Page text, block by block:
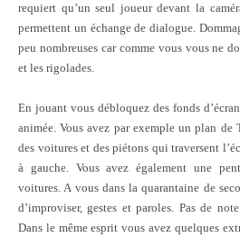
requiert qu’un seul joueur devant la
permettent un échange de dialogue.
peu nombreuses car comme vous vous ne
et les rigolades.
En jouant vous débloquez des fonds
animée. Vous avez par exemple un plan de
des voitures et des piétons qui traversent
à gauche. Vous avez également une
voitures. A vous dans la quarantaine de
d’improviser, gestes et paroles. Pas de
Dans le même esprit vous avez quelques